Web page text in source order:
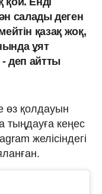
салады деген
қазақ жоқ,
ұят
- деп айтты
өз қолдауын
тыңдауға кеңес
желісіндегі